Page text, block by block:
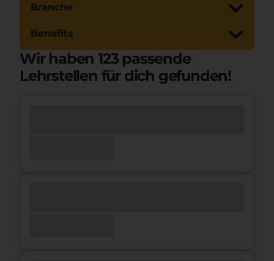
Branche
Benefits
Wir haben 123passende
Lehrstellen für dich gefunden!